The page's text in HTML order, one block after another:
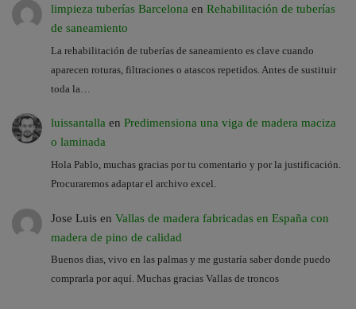
limpieza tuberías Barcelona en Rehabilitación de tuberías
de saneamiento
La rehabilitación de tuberías de saneamiento es clave cuando
aparecen roturas, filtraciones o atascos repetidos. Antes de sustituir
toda la…
luissantalla en Predimensiona una viga de madera maciza
o laminada
Hola Pablo, muchas gracias por tu comentario y por la justificación.
Procuraremos adaptar el archivo excel.
Jose Luis en Vallas de madera fabricadas en España con
madera de pino de calidad
Buenos dias, vivo en las palmas y me gustaría saber donde puedo
comprarla por aquí. Muchas gracias Vallas de troncos